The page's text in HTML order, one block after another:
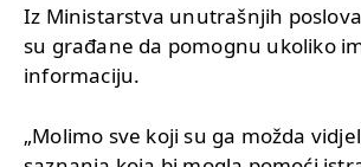
Iz Ministarstva unutrašnjih
su građane da pomognu ukoliko
informaciju.
„Molimo sve koji su ga možda